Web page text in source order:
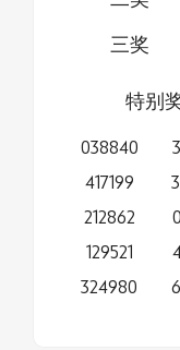
三奖
特别
038840
417199
212862
129521
324980